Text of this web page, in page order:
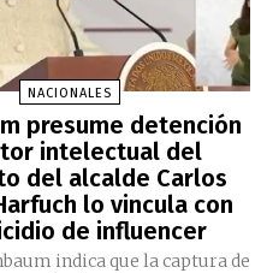
NACIONALES
presume detención
intelectual del
del alcalde Carlos
lo vincula con
de influencer
indica que la captura de